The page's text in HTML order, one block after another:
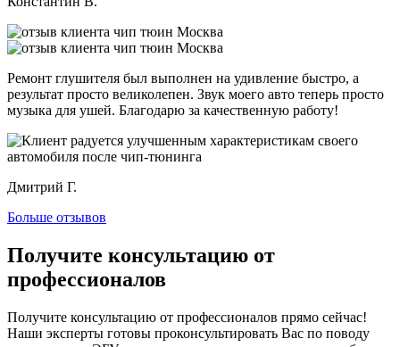
Ремонт глушителя был выполнен на удивление быстро, а
результат просто великолепен. Звук моего авто теперь просто
музыка для ушей. Благодарю за качественную работу!
Дмитрий Г.
Больше отзывов
Получите консультацию от
профессионалов
Получите консультацию от профессионалов прямо сейчас!
Наши эксперты готовы проконсультировать Вас по поводу